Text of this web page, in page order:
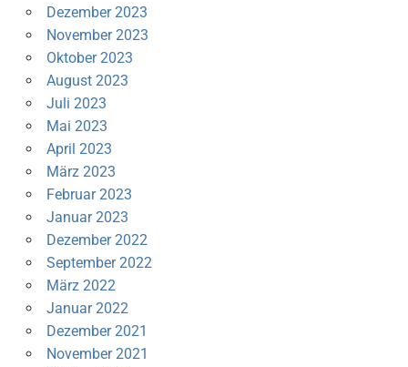
Dezember 2023
November 2023
Oktober 2023
August 2023
Juli 2023
Mai 2023
April 2023
März 2023
Februar 2023
Januar 2023
Dezember 2022
September 2022
März 2022
Januar 2022
Dezember 2021
November 2021